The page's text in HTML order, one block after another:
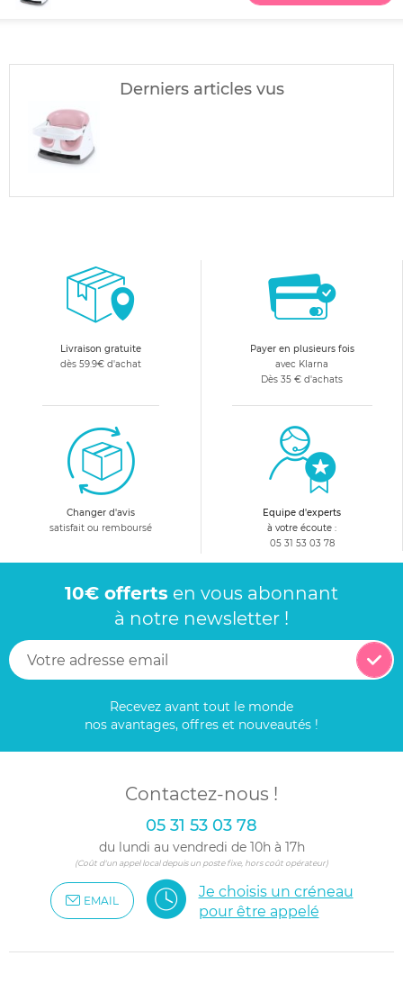
Derniers articles vus
Livraison gratuite
dès 59.9€ d'achat
Payer en plusieurs fois
avec Klarna
Dès 35 € d'achats
Changer d'avis
satisfait ou remboursé
Equipe d'experts
à votre écoute :
05 31 53 03 78
10€ offerts en vous abonnant
à notre newsletter !
Recevez avant tout le monde
nos avantages, offres et nouveautés !
Contactez-nous !
05 31 53 03 78
du lundi au vendredi de 10h à 17h
(Coût d'un appel local depuis un poste fixe, hors coût opérateur)
EMAIL
Je choisis un créneau
pour être appelé